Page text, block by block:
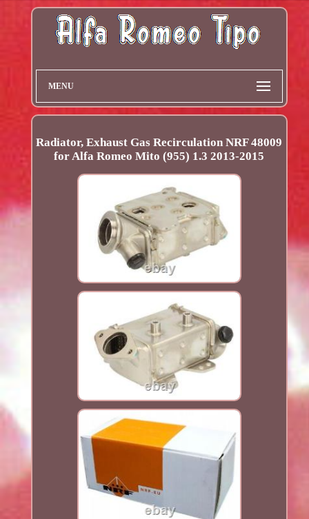
MENU
Radiator, Exhaust Gas Recirculation NRF 48009
for Alfa Romeo Mito (955) 1.3 2013-2015